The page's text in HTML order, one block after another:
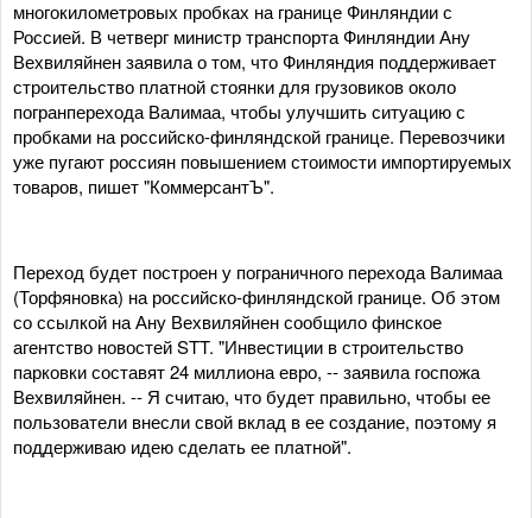
многокилометровых пробках на границе Финляндии с
Россией. В четверг министр транспорта Финляндии Ану
Вехвиляйнен заявила о том, что Финляндия поддерживает
строительство платной стоянки для грузовиков около
погранперехода Валимаа, чтобы улучшить ситуацию с
пробками на российско-финляндской границе. Перевозчики
уже пугают россиян повышением стоимости импортируемых
товаров, пишет "КоммерсантЪ".
Переход будет построен у пограничного перехода Валимаа
(Торфяновка) на российско-финляндской границе. Об этом
со ссылкой на Ану Вехвиляйнен сообщило финское
агентство новостей STT. "Инвестиции в строительство
парковки составят 24 миллиона евро, -- заявила госпожа
Вехвиляйнен. -- Я считаю, что будет правильно, чтобы ее
пользователи внесли свой вклад в ее создание, поэтому я
поддерживаю идею сделать ее платной".